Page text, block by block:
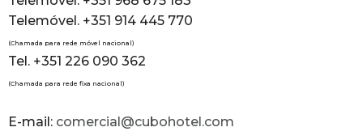
Telemóvel. +351 914 445 770
(Chamada para rede móvel nacional)
Tel. +351 226 090 362
(Chamada para rede fixa nacional)
E-mail: comercial@cubohotel.com